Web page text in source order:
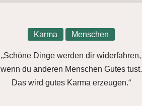
Karma Menschen
„Schöne Dinge werden dir widerfahren,
wenn du anderen Menschen Gutes tust.
Das wird gutes Karma erzeugen.“